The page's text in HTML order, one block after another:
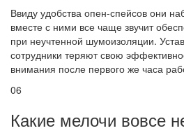
Ввиду удобства опен-спейсов они
вместе с ними все чаще звучит
при неучтенной шумоизоляции.
сотрудники теряют свою
внимания после первого же часа
06
Какие мелочи вовсе